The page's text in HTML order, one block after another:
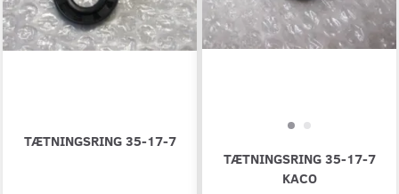
TÆTNINGSRING 35-17-7
TÆTNINGSRING 35-17-7
KACO